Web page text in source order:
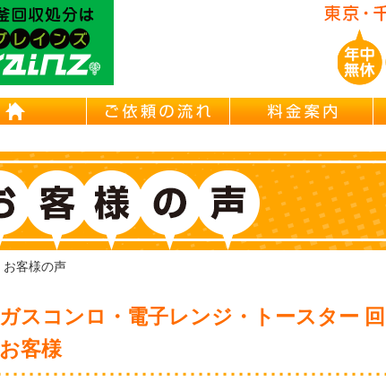
東京/埼玉/千葉/神奈川の 風呂釜撤去・取外し
HOME ご依頼の流れ
お客様の声
ガスコンロ・電子レンジ・トースター
お客様